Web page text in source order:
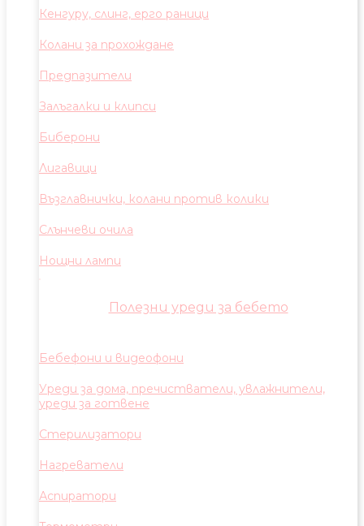
Кенгуру, слинг, ерго раници
Колани за прохождане
Предпазители
Залъгалки и клипси
Биберони
Лигавици
Възглавнички, колани против колики
Слънчеви очила
Нощни лампи
Полезни уреди за бебето
Бебефони и видеофони
Уреди за дома, пречистватели, увлажнители,
уреди за готвене
Стерилизатори
Нагреватели
Аспиратори